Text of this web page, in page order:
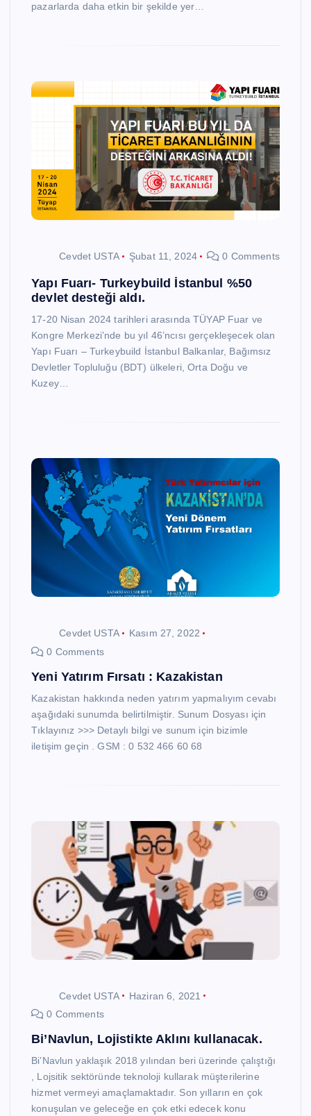
pazarlarda daha etkin bir şekilde yer…
Cevdet USTA Şubat 11, 2024 0 Comments
Yapı Fuarı- Turkeybuild İstanbul %50
devlet desteği aldı.
17-20 Nisan 2024 tarihleri arasında TÜYAP Fuar ve
Kongre Merkezi’nde bu yıl 46’ncısı gerçekleşecek olan
Yapı Fuarı – Turkeybuild İstanbul Balkanlar, Bağımsız
Devletler Topluluğu (BDT) ülkeleri, Orta Doğu ve
Kuzey…
Cevdet USTA
Kasım 27, 2022
0 Comments
Yeni Yatırım Fırsatı : Kazakistan
Kazakistan hakkında neden yatırım yapmalıyım cevabı
aşağıdaki sunumda belirtilmiştir. Sunum Dosyası için
Tıklayınız >>> Detaylı bilgi ve sunum için bizimle
iletişim geçin . GSM : 0 532 466 60 68
Cevdet USTA
Haziran 6, 2021
0 Comments
Bi’Navlun, Lojistikte Aklını kullanacak.
Bi’Navlun yaklaşık 2018 yılından beri üzerinde çalıştığı
, Lojsitik sektöründe teknoloji kullarak müşterilerine
hizmet vermeyi amaçlamaktadır. Son yılların en çok
konuşulan ve geleceğe en çok etki edecek konu